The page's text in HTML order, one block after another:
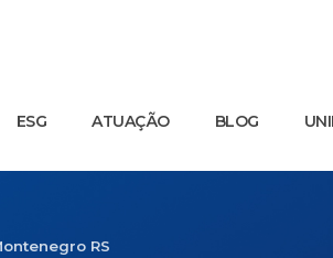
ESG ATUAÇÃO BLOG
RS